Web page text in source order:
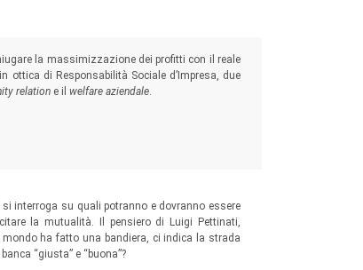
la massimizzazione dei profitti con il reale
ottica di Responsabilità Sociale d’Impresa, due
relatione il welfare aziendale.
interroga su quali potranno e dovranno essere
la mutualità. Il pensiero di Luigi Pettinati,
ha fatto una bandiera, ci indica la strada
“giusta” e “buona”?